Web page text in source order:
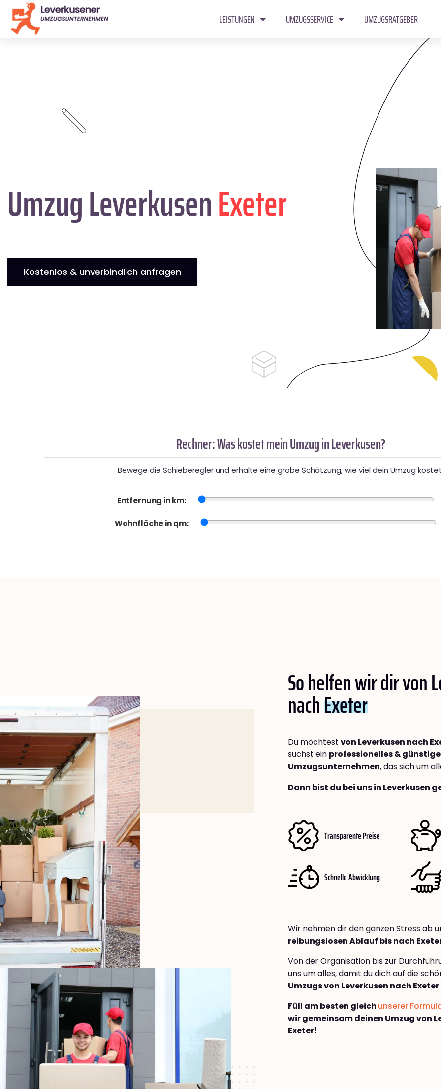
LEISTUNGEN UMZUGSSERVICE UMZUGSRATGEBER
Umzug LeverkusenExeter
Kostenlos & unverbindlich anfragen
Rechner: Was kostet mein Umzug in Leverkusen?
Bewege die Schieberegler und erhalte eine grobe Schätzung, wie viel dein Umzug
Entfernung in km:
Wohnfläche in qm:
So helfen wir dir von
nachExeter
Du möchtest von Leverkusen nach
suchst ein professionelles &
Umzugsunternehmen, das sich um
Dann bist du bei uns in Leverkusen
Transparente Preise
Schnelle Abwicklung
Wir nehmen dir den ganzen Stress ab
reibungslosen Ablauf bis nach
Von der Organisation bis zur
uns um alles, damit du dich auf die
Umzugs von Leverkusen nach Exeter
Füll am besten gleich unserer
wir gemeinsam deinen Umzug von
Exeter!